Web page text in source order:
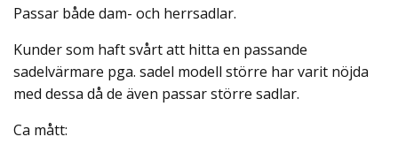
Passar både dam- och herrsadlar.
Kunder som haft svårt att hitta en passande
sadelvärmare pga. sadel modell större har varit nöjda
med dessa då de även passar större sadlar.
Ca mått: